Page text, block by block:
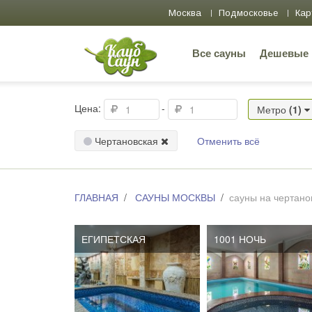
Москва Подмосковье
Все сауны Дешевые
Цена: - Метро (1)
Чертановская Отменить всё
ГЛАВНАЯ САУНЫ МОСКВЫ сауны на
ЕГИПЕТСКАЯ 1001 НОЧЬ